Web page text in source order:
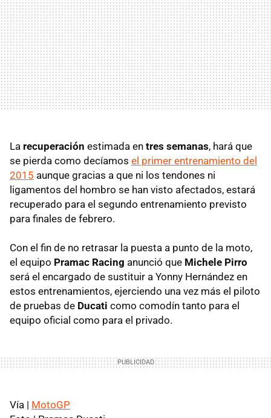
La recuperación estimada en tres semanas, hará que
se pierda como decíamos el primer entrenamiento del
2015 aunque gracias a que ni los tendones ni
ligamentos del hombro se han visto afectados, estará
recuperado para el segundo entrenamiento previsto
para finales de febrero.
Con el fin de no retrasar la puesta a punto de la moto,
el equipo Pramac Racing anunció que Michele Pirro
será el encargado de sustituir a Yonny Hernández en
estos entrenamientos, ejerciendo una vez más el piloto
de pruebas de Ducati como comodín tanto para el
equipo oficial como para el privado.
Vía | MotoGP